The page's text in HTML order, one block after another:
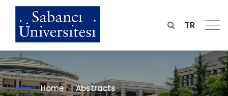
Skip
main
content
TR
Home Abstracts